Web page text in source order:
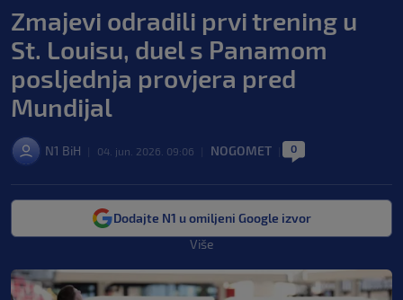
Zmajevi odradili prvi trening u
St. Louisu, duel s Panamom
posljednja provjera pred
Mundijal
N1 BiH 04. jun. 2026. 09:06 NOGOMET 0
Dodajte N1 u omiljeni Google izvor
Više